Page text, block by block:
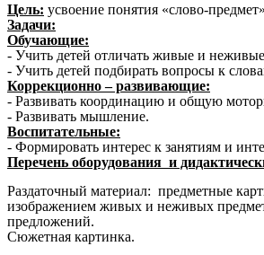
Цель: усвоение понятия «слово-
Задачи:
Обучающие:
- Учить детей отличать живые и
- Учить детей подбирать вопросы к
Коррекционно – развивающие:
- Развивать координацию и общую
- Развивать мышление.
Воспитательные:
- Формировать интерес к занятиям и
Перечень оборудования и
Раздаточный материал: предметные
изображением живых и неживых
предложений.
Сюжетная картинка.